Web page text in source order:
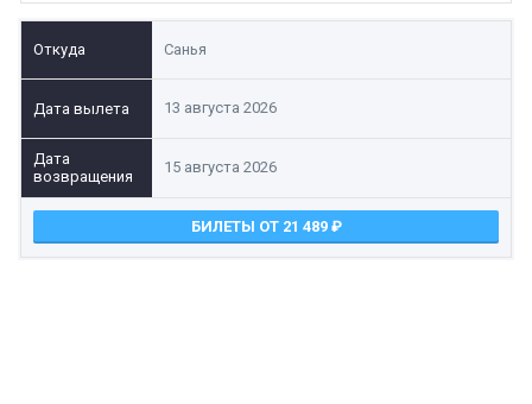
Санья
13 августа 2026
15 августа 2026
БИЛЕТЫ ОТ 21 489